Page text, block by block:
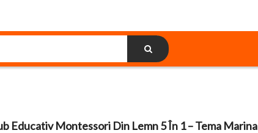
Educativ Montessori Din Lemn 5 În 1 – Tema Marina